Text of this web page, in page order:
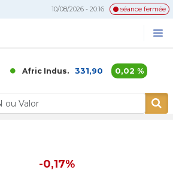
10/08/2026 - 20:16 séance fermée
Afric Indus. 331,90 0,02 %
-0,17%